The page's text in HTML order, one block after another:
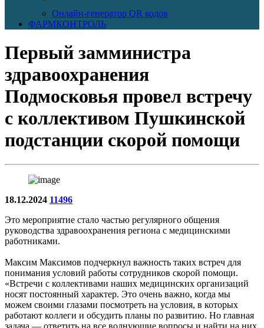
Онлайн-генератор QR кодов
ФАРМКОНТРОЛЬ
Первый замминистра
здравоохранения
Подмосковья провел встречу
с коллективом Пушкинской
подстанции скорой помощи
18.12.2024 11496
Это мероприятие стало частью регулярного общения
руководства здравоохранения региона с медицинскими
работниками.
Максим Максимов подчеркнул важность таких встреч для
понимания условий работы сотрудников скорой помощи.
«Встречи с коллективами наших медицинских организаций
носят постоянный характер. Это очень важно, когда мы
можем своими глазами посмотреть на условия, в которых
работают коллеги и обсудить планы по развитию. Но главная
задача — ответить на все волнующие вопросы и найти на них